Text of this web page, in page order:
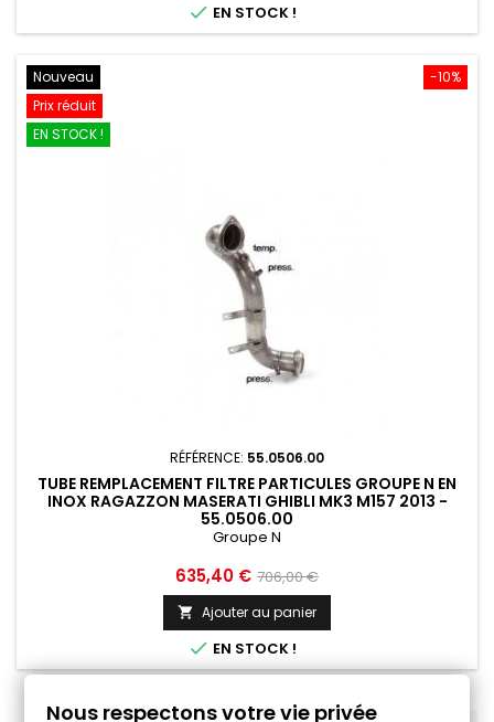
 EN STOCK !
-10%
Nouveau
Prix réduit
EN STOCK !
RÉFÉRENCE: 55.0506.00
TUBE REMPLACEMENT FILTRE PARTICULES GROUPE N EN
INOX RAGAZZON MASERATI GHIBLI MK3 M157 2013 -
55.0506.00
Groupe N
Prix
635,40 € Prix
de
base
706,00 €
 Ajouter au panier
 EN STOCK !
Nous respectons votre vie privée